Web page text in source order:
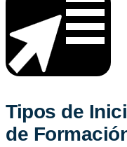
Tipos de
de